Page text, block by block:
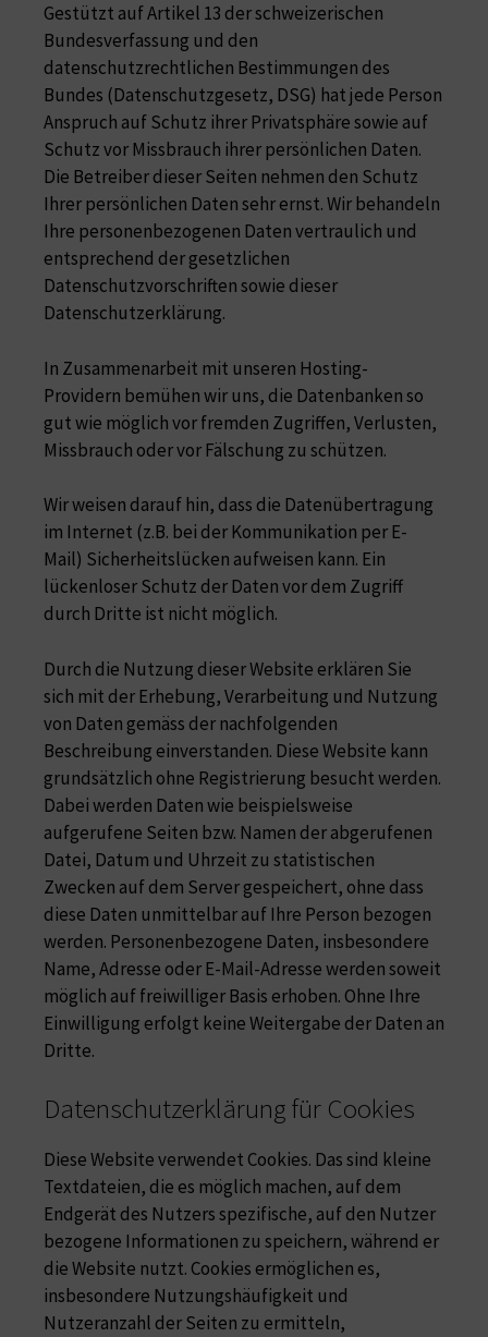
Gestützt auf Artikel 13 der schweizerischen
Bundesverfassung und den
datenschutzrechtlichen Bestimmungen des
Bundes (Datenschutzgesetz, DSG) hat jede Person
Anspruch auf Schutz ihrer Privatsphäre sowie auf
Schutz vor Missbrauch ihrer persönlichen Daten.
Die Betreiber dieser Seiten nehmen den Schutz
Ihrer persönlichen Daten sehr ernst. Wir behandeln
Ihre personenbezogenen Daten vertraulich und
entsprechend der gesetzlichen
Datenschutzvorschriften sowie dieser
Datenschutzerklärung.
In Zusammenarbeit mit unseren Hosting-
Providern bemühen wir uns, die Datenbanken so
gut wie möglich vor fremden Zugriffen, Verlusten,
Missbrauch oder vor Fälschung zu schützen.
Wir weisen darauf hin, dass die Datenübertragung
im Internet (z.B. bei der Kommunikation per E-
Mail) Sicherheitslücken aufweisen kann. Ein
lückenloser Schutz der Daten vor dem Zugriff
durch Dritte ist nicht möglich.
Durch die Nutzung dieser Website erklären Sie
sich mit der Erhebung, Verarbeitung und Nutzung
von Daten gemäss der nachfolgenden
Beschreibung einverstanden. Diese Website kann
grundsätzlich ohne Registrierung besucht werden.
Dabei werden Daten wie beispielsweise
aufgerufene Seiten bzw. Namen der abgerufenen
Datei, Datum und Uhrzeit zu statistischen
Zwecken auf dem Server gespeichert, ohne dass
diese Daten unmittelbar auf Ihre Person bezogen
werden. Personenbezogene Daten, insbesondere
Name, Adresse oder E-Mail-Adresse werden soweit
möglich auf freiwilliger Basis erhoben. Ohne Ihre
Einwilligung erfolgt keine Weitergabe der Daten an
Dritte.
Datenschutzerklärung für Cookies
Diese Website verwendet Cookies. Das sind kleine
Textdateien, die es möglich machen, auf dem
Endgerät des Nutzers spezifische, auf den Nutzer
bezogene Informationen zu speichern, während er
die Website nutzt. Cookies ermöglichen es,
insbesondere Nutzungshäufigkeit und
Nutzeranzahl der Seiten zu ermitteln,